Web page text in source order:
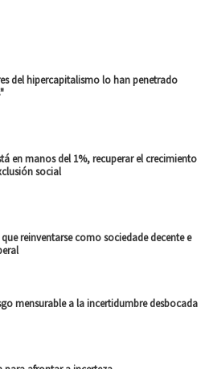
del hipercapitalismo lo han penetrado
en manos del 1%, recuperar el crecimiento
social
reinventarse como sociedade decente e
mensurable a la incertidumbre desbocada